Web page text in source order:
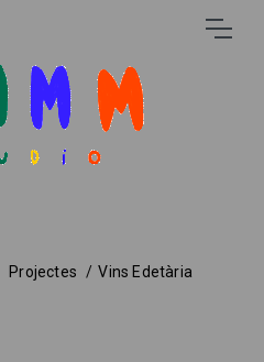
Projectes Vins Edetària